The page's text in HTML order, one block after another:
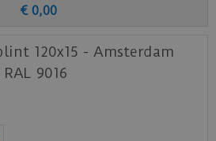
€ 0,00
120x15 - Amsterdam
9016